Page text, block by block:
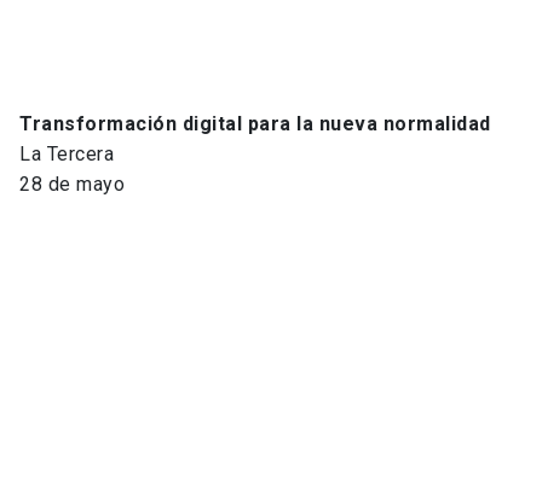
Transformación digital para la nueva normalidad
La Tercera
28 de mayo